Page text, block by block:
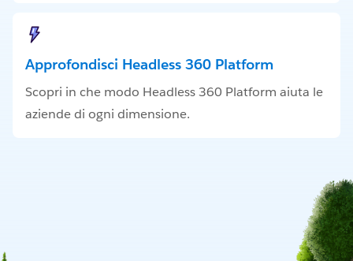
Approfondisci Headless 360 Platform
Scopri in che modo Headless 360 Platform aiuta le
aziende di ogni dimensione.